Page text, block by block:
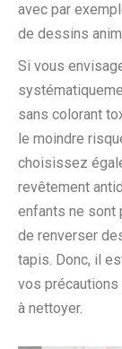
avec par
de dessins
Si vous
sans colorant
le moindre
choisissez
revêtement
enfants ne sont
de renverser
tapis. Donc, il
vos
à nettoyer.